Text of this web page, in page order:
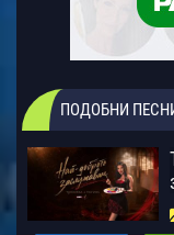
ПОДОБНИ